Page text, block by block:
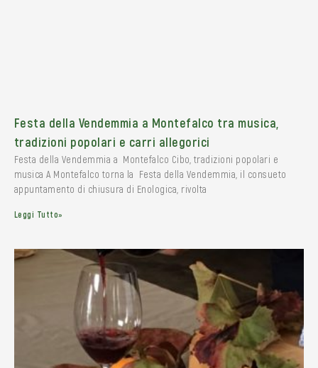
Festa della Vendemmia a Montefalco tra musica,
tradizioni popolari e carri allegorici
Festa della Vendemmia a Montefalco Cibo, tradizioni popolari e
musica A Montefalco torna la Festa della Vendemmia, il consueto
appuntamento di chiusura di Enologica, rivolta
Leggi Tutto»